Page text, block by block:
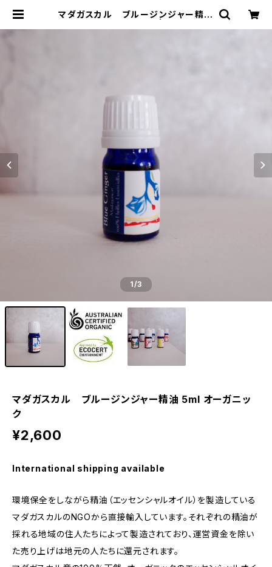
マダガスカル ブルージンジャー精油
1/3
マダガスカル ブルージンジャー精油 5ml オーガニッ
ク
¥2,600
International shipping available
環境保全をしながら精油（エッセンシャルオイル）を製造している
マダガスカルのNGOから直接輸入しています。それぞれの精油が
採れる地域の住人たちによって製造されており、運営資金を除い
た売り上げは地元の人たちに還元されます。